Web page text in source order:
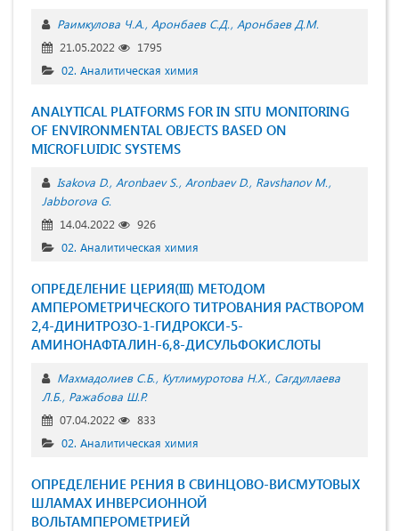
Раимкулова Ч.А. Аронбаев С.Д. Аронбаев Д.М.
21.05.2022
1795
02. Аналитическая химия
ANALYTICAL PLATFORMS FOR IN SITU MONITORING
OF ENVIRONMENTAL OBJECTS BASED ON
MICROFLUIDIC SYSTEMS
Isakova D. Aronbaev S. Aronbaev D. Ravshanov M.
Jabborova G.
14.04.2022
926
02. Аналитическая химия
ОПРЕДЕЛЕНИЕ ЦЕРИЯ(III) МЕТОДОМ
АМПЕРОМЕТРИЧЕСКОГО ТИТРОВАНИЯ РАСТВОРОМ
2,4-ДИНИТРОЗО-1-ГИДРОКСИ-5-
АМИНОНАФТАЛИН-6,8-ДИСУЛЬФОКИСЛОТЫ
Махмадолиев С.Б. Кутлимуротова Н.Х. Сагдуллаева
Л.Б. Ражабова Ш.Р.
07.04.2022
833
02. Аналитическая химия
ОПРЕДЕЛЕНИЕ РЕНИЯ В СВИНЦОВО-ВИСМУТОВЫХ
ШЛАМАХ ИНВЕРСИОННОЙ
ВОЛЬТАМПЕРОМЕТРИЕЙ